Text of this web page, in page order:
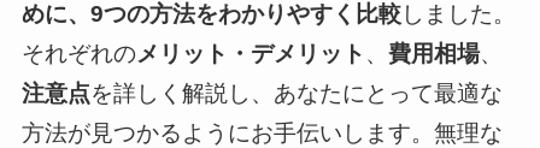
めに、9つの方法をわかりやすく比較しました。
それぞれのメリット・デメリット 、 費用相場、
注意点を詳しく解説し、あなたにとって最適な
方法が見つかるようにお手伝いします。無理な